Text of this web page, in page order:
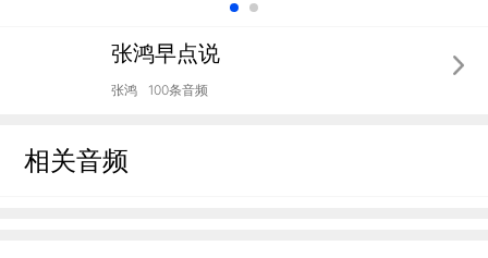
张鸿早点说
张鸿 100条音频
相关音频